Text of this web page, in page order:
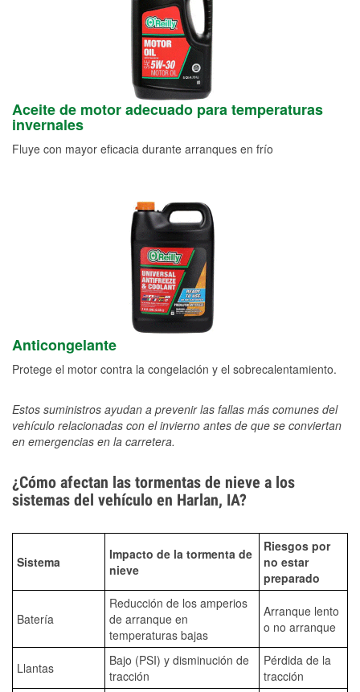
Aceite de motor adecuado para temperaturas
invernales
Fluye con mayor eficacia durante arranques en frío
Anticongelante
Protege el motor contra la congelación y el sobrecalentamiento.
Estos suministros ayudan a prevenir las fallas más comunes del
vehículo relacionadas con el invierno antes de que se conviertan
en emergencias en la carretera.
¿Cómo afectan las tormentas de nieve a los
sistemas del vehículo en Harlan, IA?
Sistema
Impacto de la tormenta de
nieve
Riesgos por
no estar
preparado
Batería
Reducción de los amperios
de arranque en
temperaturas bajas
Arranque lento
o no arranque
Llantas
Bajo (PSI) y disminución de
tracción
Pérdida de la
tracción